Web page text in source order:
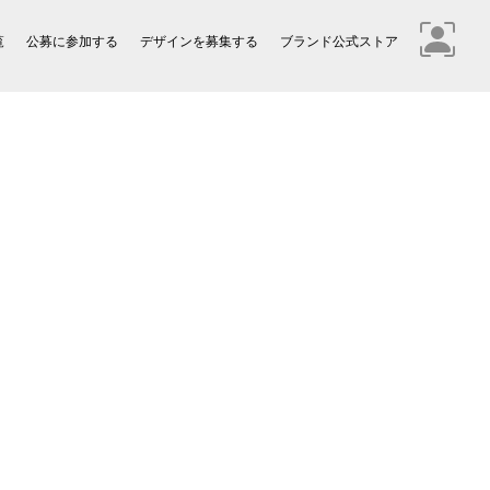
公募に参加する デザインを募集する ブランド公式ストア